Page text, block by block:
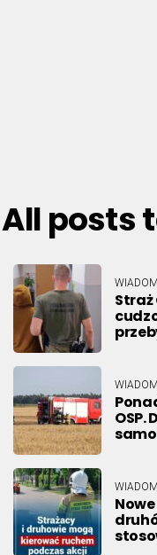
All posts
Straż
OSP.